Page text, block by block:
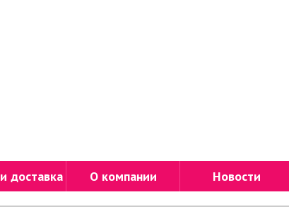
доставка О компании Новости